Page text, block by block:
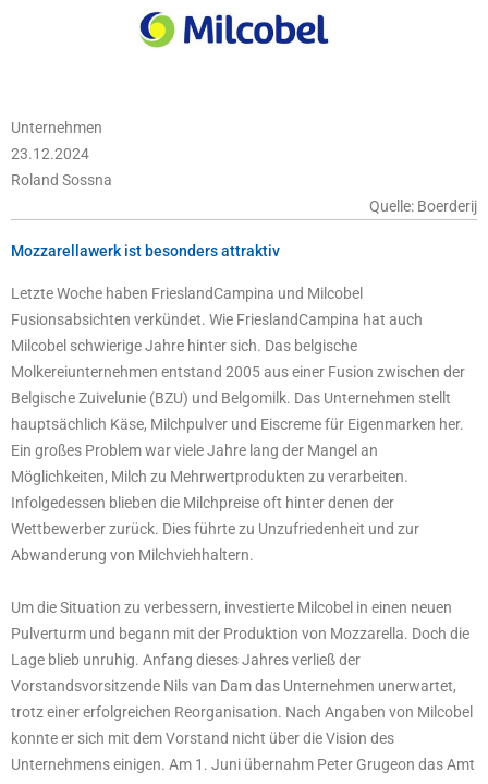
Unternehmen
23.12.2024
Roland Sossna
Quelle: Boerderij
Mozzarellawerk ist besonders attraktiv
Letzte Woche haben FrieslandCampina und Milcobel
Fusionsabsichten verkündet. Wie FrieslandCampina hat auch
Milcobel schwierige Jahre hinter sich. Das belgische
Molkereiunternehmen entstand 2005 aus einer Fusion zwischen der
Belgische Zuivelunie (BZU) und Belgomilk. Das Unternehmen stellt
hauptsächlich Käse, Milchpulver und Eiscreme für Eigenmarken her.
Ein großes Problem war viele Jahre lang der Mangel an
Möglichkeiten, Milch zu Mehrwertprodukten zu verarbeiten.
Infolgedessen blieben die Milchpreise oft hinter denen der
Wettbewerber zurück. Dies führte zu Unzufriedenheit und zur
Abwanderung von Milchviehhaltern.
Um die Situation zu verbessern, investierte Milcobel in einen neuen
Pulverturm und begann mit der Produktion von Mozzarella. Doch die
Lage blieb unruhig. Anfang dieses Jahres verließ der
Vorstandsvorsitzende Nils van Dam das Unternehmen unerwartet,
trotz einer erfolgreichen Reorganisation. Nach Angaben von Milcobel
konnte er sich mit dem Vorstand nicht über die Vision des
Unternehmens einigen. Am 1. Juni übernahm Peter Grugeon das Amt